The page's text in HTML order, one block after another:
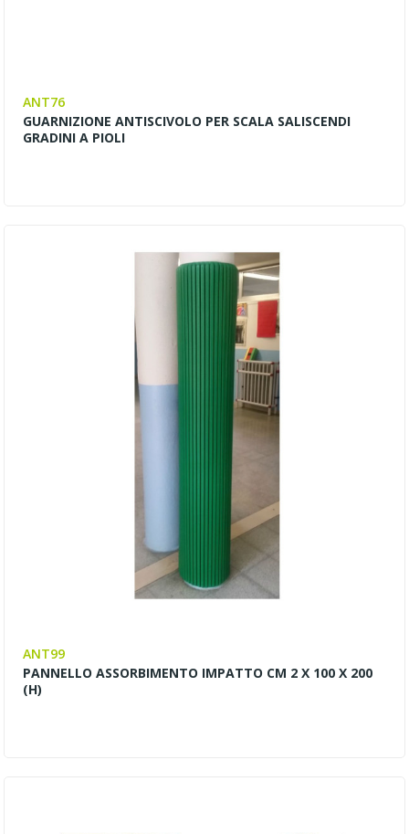
ANT76
GUARNIZIONE ANTISCIVOLO PER SCALA SALISCENDI
GRADINI A PIOLI
ANT99
PANNELLO ASSORBIMENTO IMPATTO CM 2 X 100 X 200
(H)